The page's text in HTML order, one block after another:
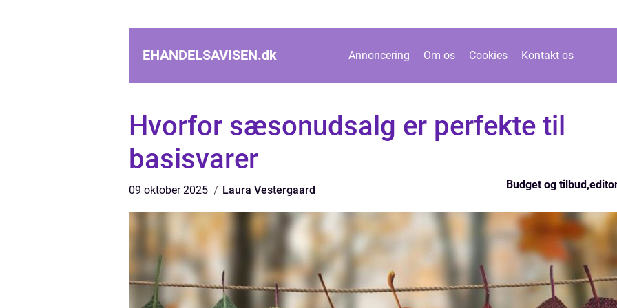
EHANDELSAVISEN.dk Annoncering Om os Cookies Kontakt os
Hvorfor sæsonudsalg er perfekte til
basisvarer
09 oktober 2025 Laura Vestergaard Budget og tilbud,